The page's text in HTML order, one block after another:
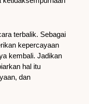
terbalik. Sebagai
kepercayaan
kembali. Jadikan
hal itu
dan